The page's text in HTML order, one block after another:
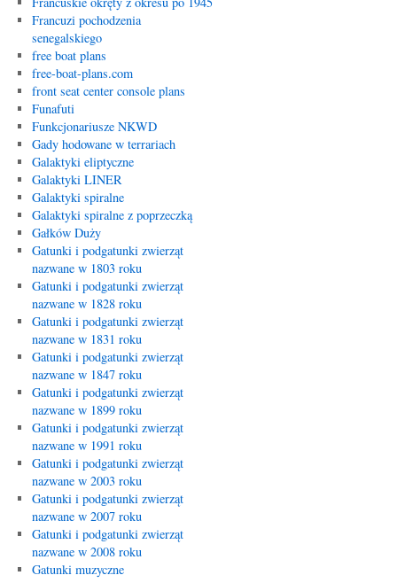
Francuzi pochodzenia
senegalskiego
free boat plans
free-boat-plans.com
front seat center console plans
Funafuti
Funkcjonariusze NKWD
Gady hodowane w terrariach
Galaktyki eliptyczne
Galaktyki LINER
Galaktyki spiralne
Galaktyki spiralne z poprzeczką
Gałków Duży
Gatunki i podgatunki zwierząt
nazwane w 1803 roku
Gatunki i podgatunki zwierząt
nazwane w 1828 roku
Gatunki i podgatunki zwierząt
nazwane w 1831 roku
Gatunki i podgatunki zwierząt
nazwane w 1847 roku
Gatunki i podgatunki zwierząt
nazwane w 1899 roku
Gatunki i podgatunki zwierząt
nazwane w 1991 roku
Gatunki i podgatunki zwierząt
nazwane w 2003 roku
Gatunki i podgatunki zwierząt
nazwane w 2007 roku
Gatunki i podgatunki zwierząt
nazwane w 2008 roku
Gatunki muzyczne